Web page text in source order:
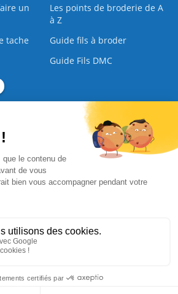
un
Les points de broderie de A
à Z
tache
Guide fils à broder
Guide Fils DMC
Nous contacter |
sécurisé
CreaMagic. ALL Rights Reserved.